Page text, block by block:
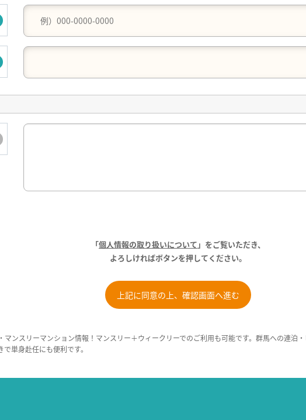
「個人情報の取り扱いについて 」をご覧いただき、
よろしければボタンを押してください。
ンスリーマンション情報！マンスリー＋ウィークリーでのご利用も可能です。群馬への連泊
単身赴任にも便利です。